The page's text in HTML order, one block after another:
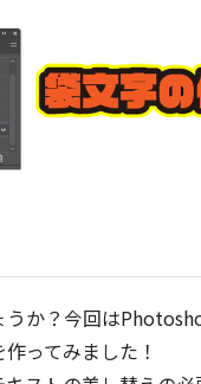
うか？今回は
ってみました！